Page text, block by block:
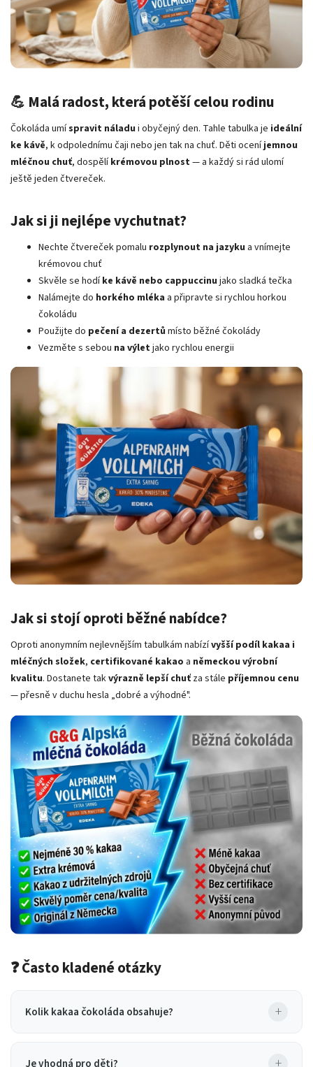
💪 Malá radost, která potěší celou rodinu
Čokoláda umíspravit náladu i obyčejný den. Tahle tabulka je ideální
ke kávě, k odpolednímu čaji nebo jen tak na chuť. Děti oceníjemnou
mléčnou chuť, dospělíkrémovou plnost— a každý si rád ulomí
ještě jeden čtvereček.
Jak si ji nejlépe vychutnat?
Nechte čtvereček pomalu rozplynout na jazyku a vnímejte
krémovou chuť
Skvěle se hodíke kávě nebo cappuccinu jako sladká tečka
Nalámejte do horkého mléka a připravte si rychlou horkou
čokoládu
Použijte do pečení a dezertů místo běžné čokolády
Vezměte s sebou na výletjako rychlou energii
Jak si stojí oproti běžné nabídce?
Oproti anonymním nejlevnějším tabulkám nabízívyšší podíl kakaa i
mléčných složek, certifikované kakao a německou výrobní
kvalitu. Dostanete takvýrazně lepší chuť za stále příjemnou cenu
— přesně v duchu hesla „dobré a výhodné".
❓ Často kladené otázky
Kolik kakaa čokoláda obsahuje? +
Je vhodná pro děti?